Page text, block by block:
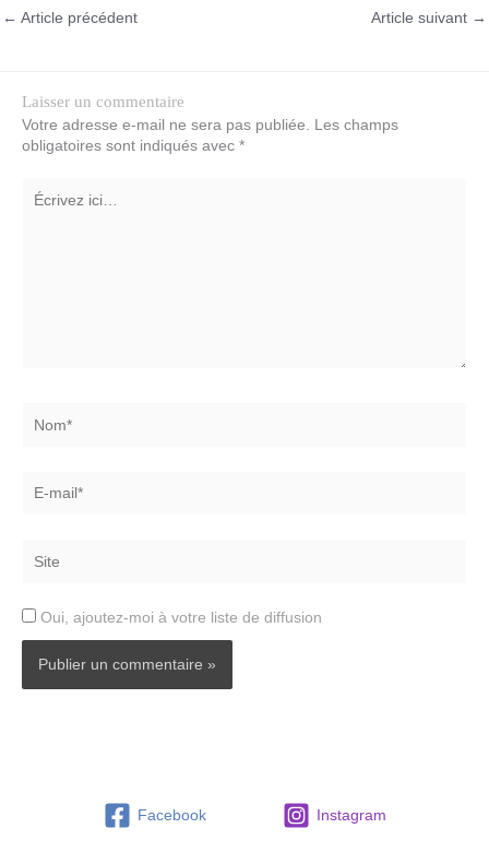
← Article précédent Article suivant →
Laisser un commentaire
Votre adresse e-mail ne sera pas publiée.
Les champs
obligatoires sont indiqués avec *
Écrivez
ici…
mail*
Oui, ajoutez-moi à votre liste de diffusion
Facebook Instagram